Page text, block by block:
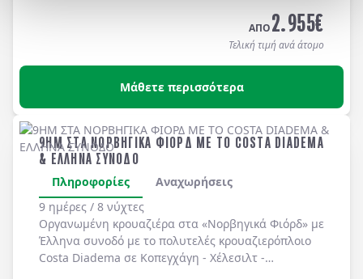
. Διαμονή σε
ΑΠΟ2.955€
Τελική τιμή ανά άτομο
Μάθετε περισσότερα
9ΗΜ ΣΤΑ ΝΟΡΒΗΓΙΚΑ ΦΙΟΡΔ ΜΕ ΤΟ COSTA DIADEMA
& ΕΛΛΗΝΑ ΣΥΝΟΔΟ
Πληροφορίες
Αναχωρήσεις
9 ημέρες / 8 νύχτες
Οργανωμένη κρουαζιέρα στα «Νορβηγικά Φιόρδ» με
Έλληνα συνοδό με το πολυτελές κρουαζιερόπλοιο
Costa Diadema σε Κοπεγχάγη - Χέλεσιλτ -